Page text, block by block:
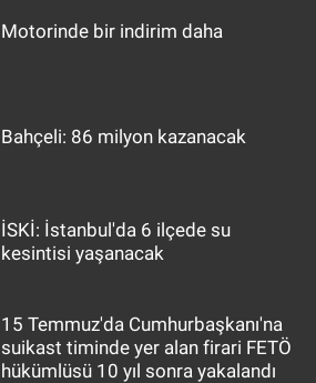
Motorinde bir indirim daha
Bahçeli: 86 milyon kazanacak
İSKİ: İstanbul'da 6 ilçede su
kesintisi yaşanacak
15 Temmuz'da Cumhurbaşkanı'na
suikast timinde yer alan firari FETÖ
hükümlüsü 10 yıl sonra yakalandı